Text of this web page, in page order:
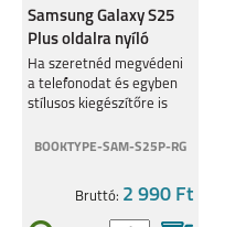
Samsung Galaxy S25
Plus oldalra nyíló
tok,RoseGold
Ha szeretnéd megvédeni
a telefonodat és egyben
stílusos kiegészítőre is
BOOKTYPE-SAM-S25P-RG
Bruttó: 2 990 Ft